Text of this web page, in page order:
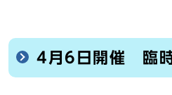
4月6日開催 臨